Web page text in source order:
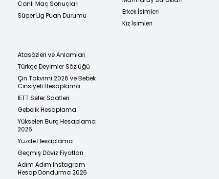
Canlı Maç Sonuçları
Süper Lig Puan Durumu
Erkek İsimleri
Kız İsimleri
Atasözleri ve Anlamları
Türkçe Deyimler Sözlüğü
Çin Takvimi 2026 ve Bebek
Cinsiyeti Hesaplama
İETT Sefer Saatleri
Gebelik Hesaplama
Yükselen Burç Hesaplama
2026
Yüzde Hesaplama
Geçmiş Döviz Fiyatları
Adım Adım Instagram
Hesap Dondurma 2026